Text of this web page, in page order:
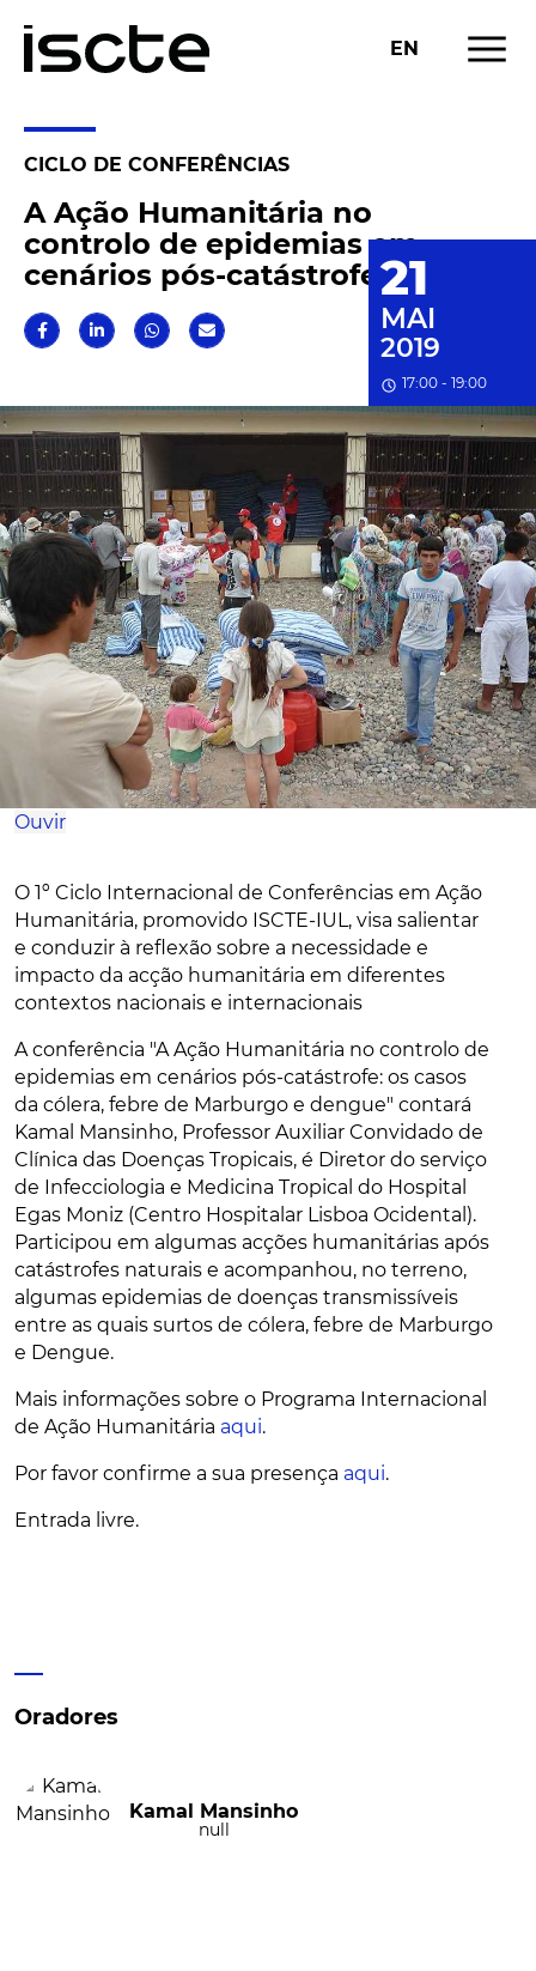
EN menu
CICLO DE CONFERÊNCIAS
A Ação Humanitária no
controlo de epidemias em
cenários pós-catástrofe 21
MAI
2019
schedule 17:00 - 19:00
Ouvir
O 1º Ciclo Internacional de Conferências em Ação
Humanitária, promovido ISCTE-IUL, visa salientar
e conduzir à reflexão sobre a necessidade e
impacto da acção humanitária em diferentes
contextos nacionais e internacionais
A conferência "A Ação Humanitária no controlo de
epidemias em cenários pós-catástrofe: os casos
da cólera, febre de Marburgo e dengue" contará
Kamal Mansinho, Professor Auxiliar Convidado de
Clínica das Doenças Tropicais, é Diretor do serviço
de Infecciologia e Medicina Tropical do Hospital
Egas Moniz (Centro Hospitalar Lisboa Ocidental).
Participou em algumas acções humanitárias após
catástrofes naturais e acompanhou, no terreno,
algumas epidemias de doenças transmissíveis
entre as quais surtos de cólera, febre de Marburgo
e Dengue.
Mais informações sobre o Programa Internacional
de Ação Humanitária aqui.
Por favor confirme a sua presença aqui.
Entrada livre.
Oradores
Kamal Mansinho
null